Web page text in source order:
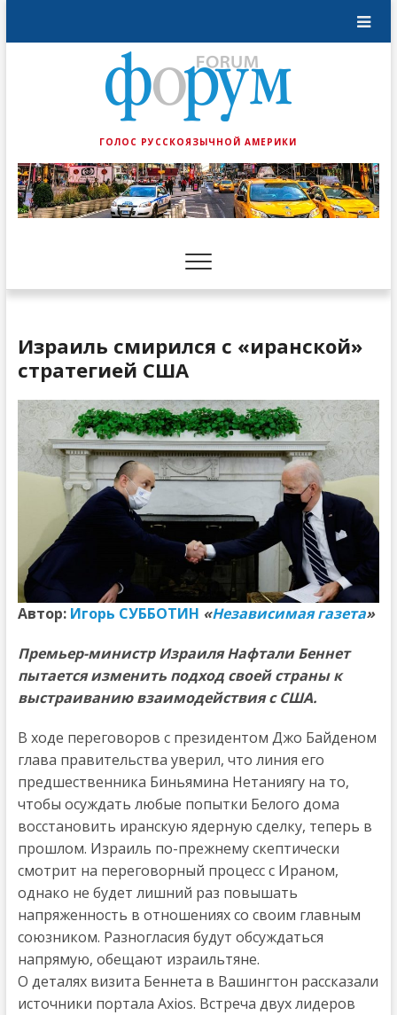
ГОЛОС РУССКОЯЗЫЧНОЙ АМЕРИКИ
Израиль смирился с «иранской»
стратегией США
Автор: Игорь СУББОТИН «Независимая газета»
Премьер-министр Израиля Нафтали Беннет
пытается изменить подход своей страны к
выстраиванию взаимодействия с США.
В ходе переговоров с президентом Джо Байденом
глава правительства уверил, что линия его
предшественника Биньямина Нетаниягу на то,
чтобы осуждать любые попытки Белого дома
восстановить иранскую ядерную сделку, теперь в
прошлом. Израиль по-прежнему скептически
смотрит на переговорный процесс с Ираном,
однако не будет лишний раз повышать
напряженность в отношениях со своим главным
союзником. Разногласия будут обсуждаться
напрямую, обещают израильтяне.
О деталях визита Беннета в Вашингтон рассказали
источники портала Axios. Встреча двух лидеров